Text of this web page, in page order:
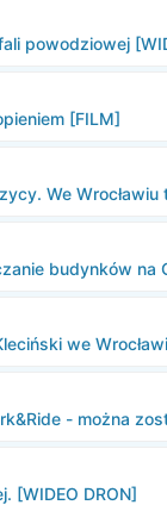
powodziowej
[FILM]
We
budynków na
we
- można
[WIDEO DRON]